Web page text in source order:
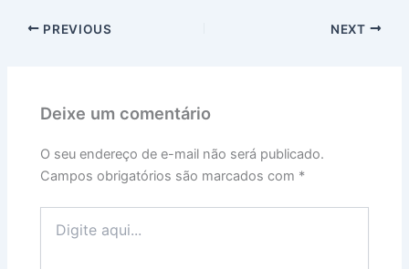
PREVIOUS NEXT
Deixe um comentário
O seu endereço de e-mail não será publicado.
Campos obrigatórios são marcados com *
aqui...